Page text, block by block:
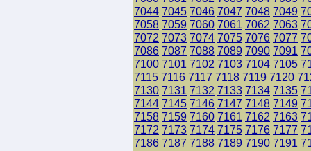
7044 7045 7046 7047 7048 7049
7058 7059 7060 7061 7062 7063
7072 7073 7074 7075 7076 7077
7086 7087 7088 7089 7090 7091
7100 7101 7102 7103 7104 7105
7115 7116 7117 7118 7119 7120
7130 7131 7132 7133 7134 7135
7144 7145 7146 7147 7148 7149
7158 7159 7160 7161 7162 7163
7172 7173 7174 7175 7176 7177
7186 7187 7188 7189 7190 7191